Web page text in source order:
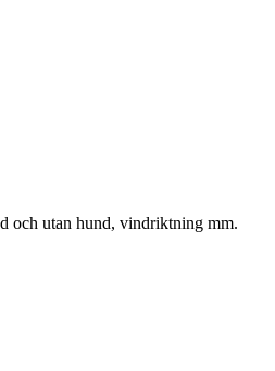
och utan hund, vindriktning mm.